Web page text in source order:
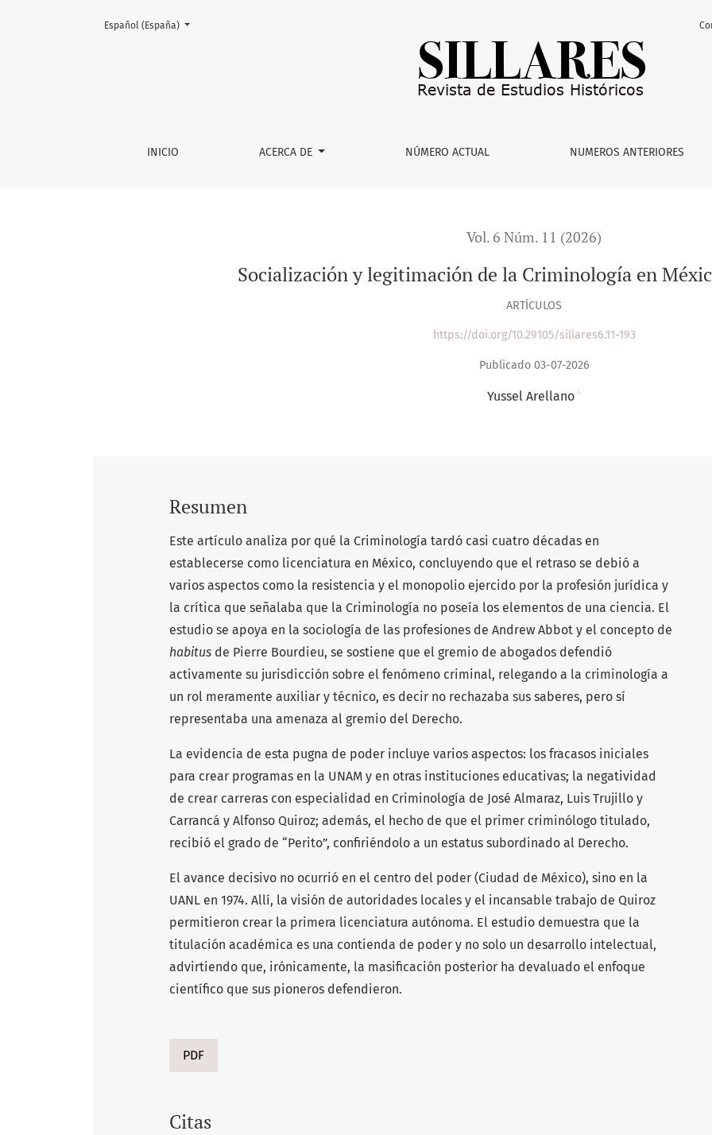
Socialización y legitimación de la Criminología en México (1930-1974)
INICIO ACERCA DE NÚMERO ACTUAL NUMEROS ANTERIORES
Cambiar el idioma. El actual es:
Español (España)
Vol. 6 Núm. 11 (2026)
Socialización y legitimación de la Criminología en
ARTÍCULOS
https://doi.org/10.29105/sillares6.11-193
Publicado 03-07-2026
Yussel Arellano +
Resumen
Este artículo analiza por qué la Criminología tardó casi cuatro décadas en
establecerse como licenciatura en México, concluyendo que el retraso se debió a
varios aspectos como la resistencia y el monopolio ejercido por la profesión jurídica y
la crítica que señalaba que la Criminología no poseía los elementos de una ciencia. El
estudio se apoya en la sociología de las profesiones de Andrew Abbot y el concepto de
habitus de Pierre Bourdieu, se sostiene que el gremio de abogados defendió
activamente su jurisdicción sobre el fenómeno criminal, relegando a la criminología a
un rol meramente auxiliar y técnico, es decir no rechazaba sus saberes, pero sí
representaba una amenaza al gremio del Derecho.
La evidencia de esta pugna de poder incluye varios aspectos: los fracasos iniciales
para crear programas en la UNAM y en otras instituciones educativas; la negatividad
de crear carreras con especialidad en Criminología de José Almaraz, Luis Trujillo y
Carrancá y Alfonso Quiroz; además, el hecho de que el primer criminólogo titulado,
recibió el grado de “Perito”, confiriéndolo a un estatus subordinado al Derecho.
El avance decisivo no ocurrió en el centro del poder (Ciudad de México), sino en la
UANL en 1974. Allí, la visión de autoridades locales y el incansable trabajo de Quiroz
permitieron crear la primera licenciatura autónoma. El estudio demuestra que la
titulación académica es una contienda de poder y no solo un desarrollo intelectual,
advirtiendo que, irónicamente, la masificación posterior ha devaluado el enfoque
científico que sus pioneros defendieron.
PDF
Citas